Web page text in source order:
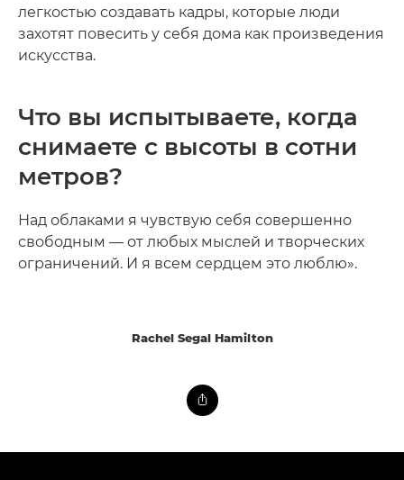
легкостью создавать кадры, которые люди
захотят повесить у себя дома как произведения
искусства.
Что вы испытываете, когда
снимаете с высоты в сотни
метров?
Над облаками я чувствую себя совершенно
свободным — от любых мыслей и творческих
ограничений. И я всем сердцем это люблю».
Rachel Segal Hamilton